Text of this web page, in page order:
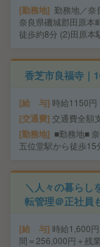
勤務地 勤務地／奈
奈良県磯城郡田原本
徒歩約8分 (2)田原
香芝市良福寺｜
給 与 時給1150円
交通費 交通費全額
勤務地
■勤務地■
五位堂駅から徒歩15
＼人々の暮らし
転管理＠正社員
給 与 時給1,600
間＝256,000円＋残